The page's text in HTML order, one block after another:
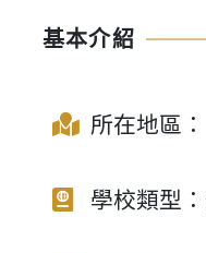
基本介紹
所在地區：
學校類型